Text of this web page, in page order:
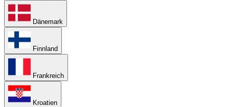
Dänemark
Finnland
Frankreich
Kroatien